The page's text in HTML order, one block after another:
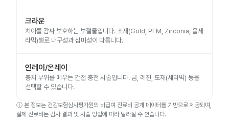
크라운
치아를 감싸 보호하는 보철물입니다. 소재(Gold, PFM, Zirconia, 올세
라믹)별로 내구성과 심미성이 다릅니다.
인레이/온레이
충치 부위를 메우는 간접 충전 시술입니다. 금, 레진, 도재(세라믹) 등을
선택할 수 있습니다.
ⓘ 본 정보는 건강보험심사평가원의 비급여 진료비 공개 데이터를 기반으로 제공되며,
실제 진료비는 검사 결과 및 시술 방법에 따라 달라질 수 있습니다.